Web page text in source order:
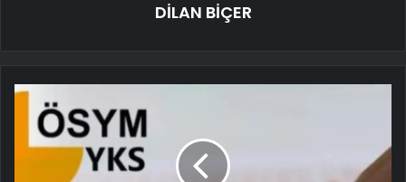
DİLAN BİÇER